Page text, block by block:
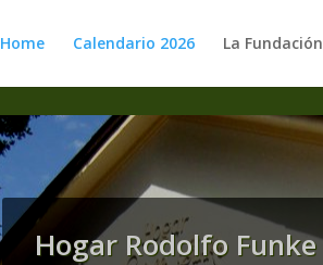
Home Calendario 2026 La Fundación
Hogar Rodolfo Funke